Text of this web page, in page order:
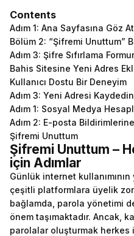
Contents
Adım 1: Ana Sayfasına Göz
Bölüm 2: “Şifremi Unuttum”
Adım 3: Şifre Sıfırlama
Bahis Sitesine Yeni Adres
Kullanıcı Dostu Bir Deneyim
Adım 3: Yeni Adresi Kaydedin
Adım 1: Sosyal Medya
Adım 2: E-posta
Şifremi Unuttum
Şifremi Unuttum –
için Adımlar
Günlük internet
çeşitli platformlara üyelik
bağlamda, parola yönetimi
önem taşımaktadır. Ancak,
parolalar oluşturmak herkes